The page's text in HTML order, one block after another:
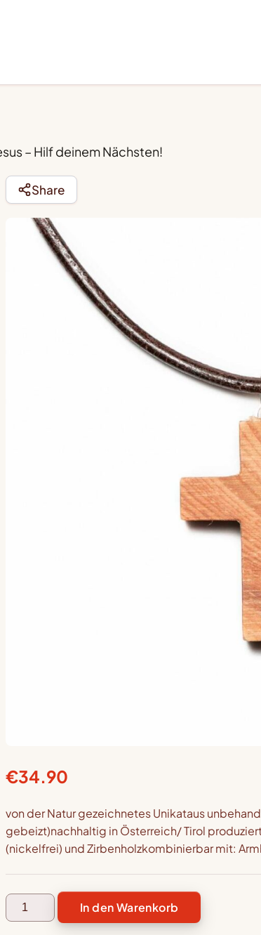
– Hilf deinem Nächsten!
Share
€34.90
von der Natur gezeichnetes Unikataus
gebeizt)nachhaltig in Österreich/ Tirol
(nickelfrei) und Zirbenholzkombinierbar mit:
Halskette
In den Warenkorb